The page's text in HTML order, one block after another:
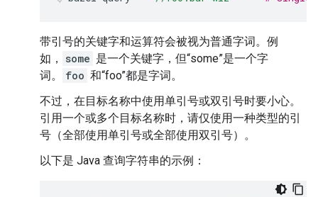
带引号的关键字和运算符会被视为普通字词。例
如，
some 是一个关键字，但“some”是一个字
词。
foo 和“foo”都是字词。
不过，在目标名称中使用单引号或双引号时要小心。
引用一个或多个目标名称时，请仅使用一种类型的引
号（全部使用单引号或全部使用双引号）。
以下是 Java 查询字符串的示例：